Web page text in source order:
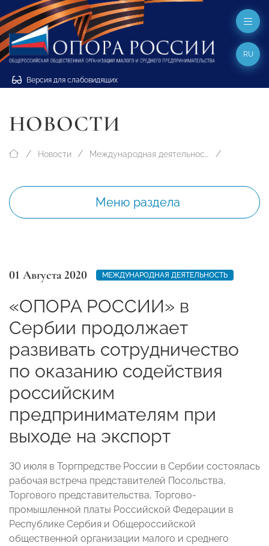
Версия для слабовидящих
RU
НОВОСТИ
Новости Международная деятельность
Меню раздела
01 Августа 2020 МЕЖДУНАРОДНАЯ ДЕЯТЕЛЬНОСТЬ
«ОПОРА РОССИИ» в
Сербии продолжает
развивать сотрудничество
по оказанию содействия
российским
предпринимателям при
выходе на экспорт
30 июля в Торгпредстве России в Сербии состоялась
рабочая встреча представителей Посольства,
Торгового представительства, Торгово-
промышленной платы Российской Федерации в
Республике Сербия и Общероссийской
общественной организации малого и среднего